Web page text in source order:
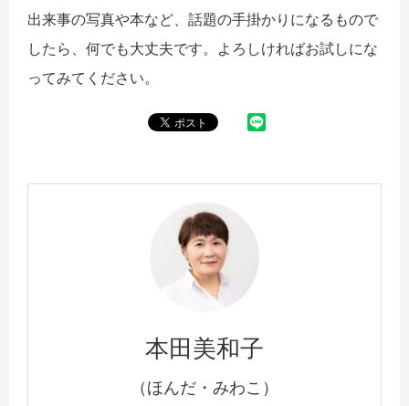
出来事の写真や本など、話題の手掛かりになるもので
したら、何でも大丈夫です。よろしければお試しにな
ってみてください。
本田美和子
（ほんだ・みわこ）